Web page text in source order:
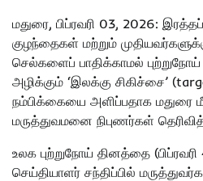
மதுரை, பிப்ரவரி 03, 2026: இரத்தப்
குழந்தைகள் மற்றும்
செல்களைப் பாதிக்காமல்
அழிக்கும் ‘இலக்கு சிகிச்சை’
நம்பிக்கையை அளிப்பதாக மதுரை
மருத்துவமனை நிபுணர்கள்
உலக புற்றுநோய் தினத்தை
செய்தியாளர் சந்திப்பில்